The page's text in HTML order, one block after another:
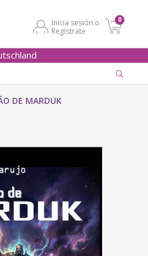
Inicia sesión o
Regístrate
0
DE MARDUK